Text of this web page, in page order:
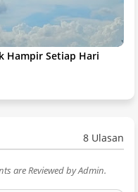
Hampir Setiap Hari
8 Ulasan
are Reviewed by Admin.